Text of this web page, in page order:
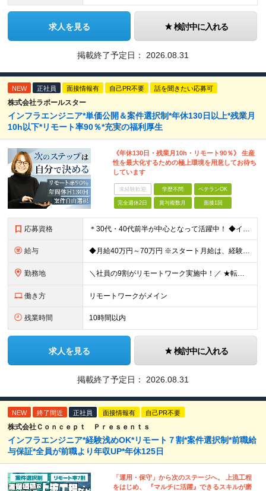
求人を見る 検討中に入れる
掲載終了予定日： 2026.08.31
NEW 正社員 面接情報有 自己PR不要 話を聞きたい応募可
株式会社ラポールスター
インフラエンジニア*単価公開＆案件選択制*年休130日以上*残業月
10h以下*リモート率90％*充実の福利厚生
《年休130日・残業月10h・リモート90％》 生産
性を最大化するための極上環境を用意してお待ち
しています
未経験歓迎 学歴不問 ベテランOK
完全週休2日 賞与複数月 面接1回
応募資格 ＊30代・40代前半が中心となって活躍中！ ◆インフラ（サーバー・ネットワーク・クラウド等）の設計、構築、テストいずれかの実務経験3年以上 ◆学歴不問 ★求める人物像： ◎他責ではなく、自身のキャ
給与 ◆月給40万円～70万円 ※スタート月給は、経験・能力・前職の給与等を考慮の上で決定いたします。 ※上記金額には残業の有無に関わらず、 月30時間分の固定残業代（7万6,000円～13万3,000円
勤務地 ＼社員の9割がリモートワーク実施中！／ ★転勤ナシ！ ★UIターン歓迎！ 関東、関西、東海、九州・中国エリアの各プロジェクト先から希望を優先して決定。 ※リモート案件も多数あり！ ◆関東エリア
働き方 リモートワークがメイン
残業時間 10時間以内
求人を見る 検討中に入れる
掲載終了予定日： 2026.08.31
NEW 終了間近 正社員 面接情報有 自己PR不要
株式会社Ｃｏｎｃｅｐｔ Ｐｒｅｓｅｎｔｓ
インフラエンジニア*経験浅めOK*リモート７割*案件選択制*前職給
与保証*全員が前職より年収UP*年休125日
「運用・保守」から次のステージへ。 上流工程
をはじめ、 『マルチに活躍』できるスキルが磨